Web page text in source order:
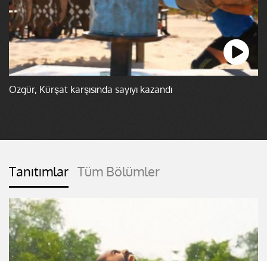
Özgür, Kürşat karşısında sayıyı kazandı
Tanıtımlar Tüm Bölümler